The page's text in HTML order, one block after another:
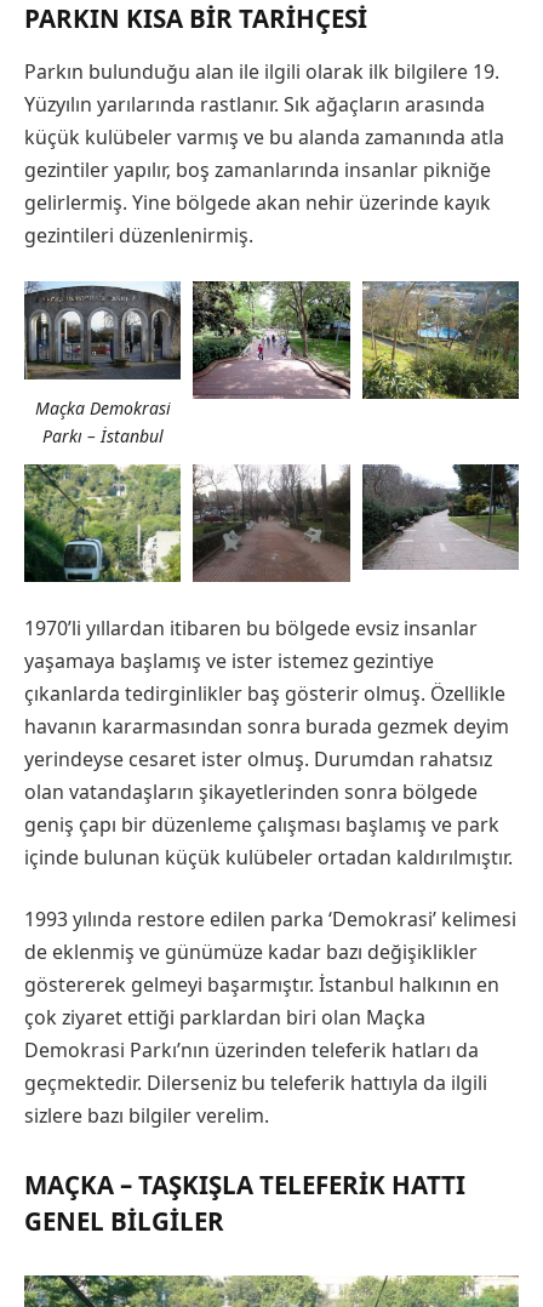
PARKIN KISA BIR TARIHÇESI
Parkın bulunduğu alan ile ilgili olarak ilk bilgilere 19.
Yüzyılın yarılarında rastlanır. Sık ağaçların arasında
küçük kulübeler varmış ve bu alanda zamanında atla
gezintiler yapılır, boş zamanlarında insanlar pikniğe
gelirlermiş. Yine bölgede akan nehir üzerinde kayık
gezintileri düzenlenirmiş.
Maçka Demokrasi
Parkı – İstanbul
1970’li yıllardan itibaren bu bölgede evsiz insanlar
yaşamaya başlamış ve ister istemez gezintiye
çıkanlarda tedirginlikler baş gösterir olmuş. Özellikle
havanın kararmasından sonra burada gezmek deyim
yerindeyse cesaret ister olmuş. Durumdan rahatsız
olan vatandaşların şikayetlerinden sonra bölgede
geniş çapı bir düzenleme çalışması başlamış ve park
içinde bulunan küçük kulübeler ortadan kaldırılmıştır.
1993 yılında restore edilen parka ‘Demokrasi’ kelimesi
de eklenmiş ve günümüze kadar bazı değişiklikler
göstererek gelmeyi başarmıştır. İstanbul halkının en
çok ziyaret ettiği parklardan biri olan Maçka
Demokrasi Parkı’nın üzerinden teleferik hatları da
geçmektedir. Dilerseniz bu teleferik hattıyla da ilgili
sizlere bazı bilgiler verelim.
MAÇKA – TAŞKIŞLA TELEFERIK HATTI
GENEL BILGILER